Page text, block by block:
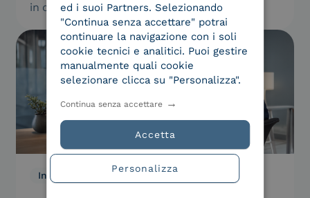
in outsourcing di Intesa.
Innovazione, We Are Intesa 29.07.2026
ed i suoi Partners. Selezionando
"Continua senza accettare" potrai
continuare la navigazione con i soli
cookie tecnici e analitici. Puoi gestire
manualmente quali cookie
selezionare clicca su "Personalizza".
Accetta
Continua senza accettare
Personalizza